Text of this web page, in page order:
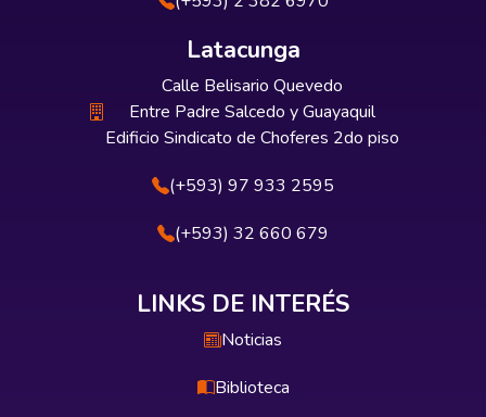
Latacunga
Calle Belisario Quevedo
Entre Padre Salcedo y Guayaquil
Edificio Sindicato de Choferes 2do piso
(+593) 97 933 2595
(+593) 32 660 679
LINKS DE INTERÉS
Noticias
Biblioteca